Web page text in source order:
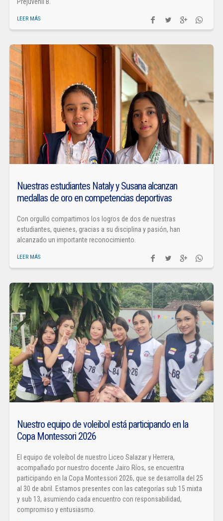
LEER MÁS
Nuestras estudiantes Nataly y Susana alcanzan
medallas de oro en competencias deportivas
Con orgullo compartimos los logros de dos de nuestras
estudiantes, quienes, gracias a su disciplina y pasión, han
alcanzado un importante reconocimiento.
LEER MÁS
Nuestro equipo de voleibol está participando en la
Copa Montessori 2026
El equipo de voleibol de nuestro Liceo Salazar y Herrera,
acompañado por nuestro docente Jairo Ríos, se encuentra
participando en la Copa Montessori 2026, que se desarrolla del 25
al 30 de abril. Estamos presentes con las categorías sub 15 mixta
y sub 13, asumiendo cada encuentro con responsabilidad,
compromiso y entusiasmo.